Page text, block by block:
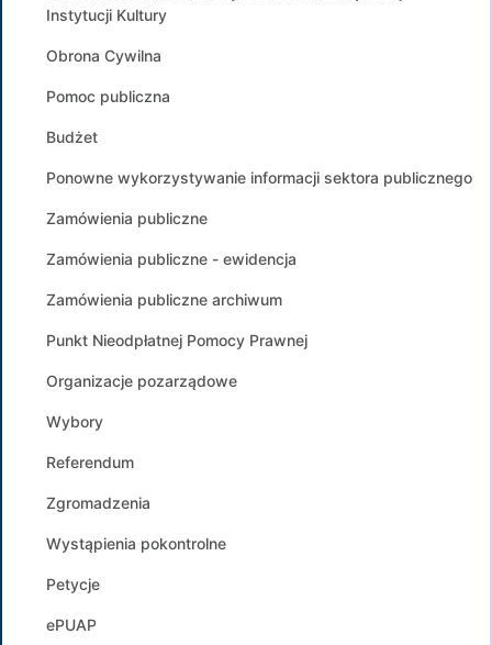
Instytucji Kultury
Obrona Cywilna
Pomoc publiczna
Budżet
Ponowne wykorzystywanie informacji sektora publicznego
Zamówienia publiczne
Zamówienia publiczne - ewidencja
Zamówienia publiczne archiwum
Punkt Nieodpłatnej Pomocy Prawnej
Organizacje pozarządowe
Wybory
Referendum
Zgromadzenia
Wystąpienia pokontrolne
Petycje
ePUAP